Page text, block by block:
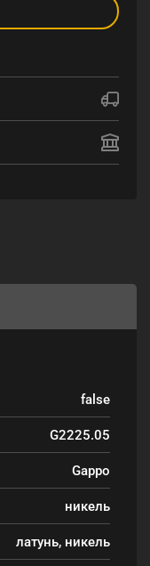
false
G2225.05
Gappo
никель
латунь, никель